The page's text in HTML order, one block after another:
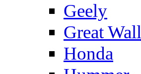
Geely
Great Wall
Honda